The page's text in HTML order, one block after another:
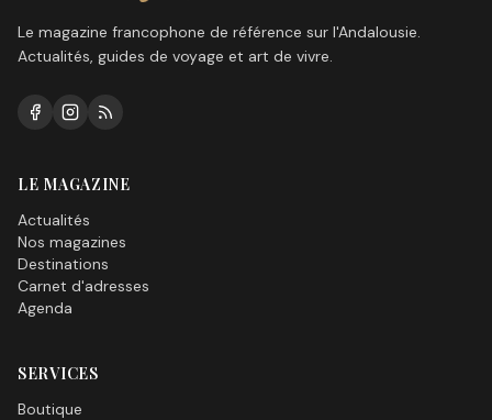
Le magazine francophone de référence sur l'Andalousie.
Actualités, guides de voyage et art de vivre.
LE MAGAZINE
Actualités
Nos magazines
Destinations
Carnet d'adresses
Agenda
SERVICES
Boutique